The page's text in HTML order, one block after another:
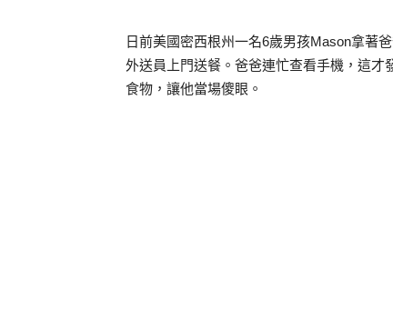
日前美國密西根州一名6歲男孩Mason拿著
外送員上門送餐。爸爸連忙查看手機，這才
食物，讓他當場傻眼。